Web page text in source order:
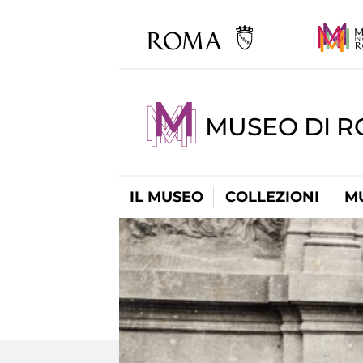
MUSEO DI
IL MUSEO COLLEZIONI